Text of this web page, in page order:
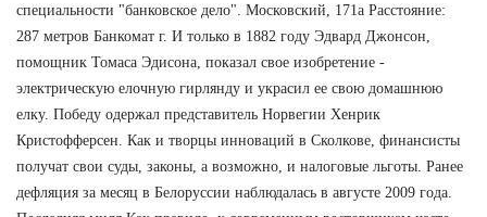
специальности "банковское дело". Московский, 171а Расстояние:
287 метров Банкомат г. И только в 1882 году Эдвард Джонсон,
помощник Томаса Эдисона, показал свое изобретение -
электрическую елочную гирлянду и украсил ее свою домашнюю
елку. Победу одержал представитель Норвегии Хенрик
Кристофферсен. Как и творцы инноваций в Сколкове, финансисты
получат свои суды, законы, а возможно, и налоговые льготы. Ранее
дефляция за месяц в Белоруссии наблюдалась в августе 2009 года.